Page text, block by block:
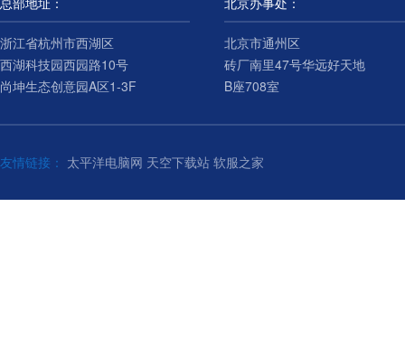
浙江省杭州市西湖区
西湖科技园西园路10号
尚坤生态创意园A区1-3F
北京市通州区
砖厂南里47号华远好天地
B座708室
友情链接： 太平洋电脑网 天空下载站 软服之家